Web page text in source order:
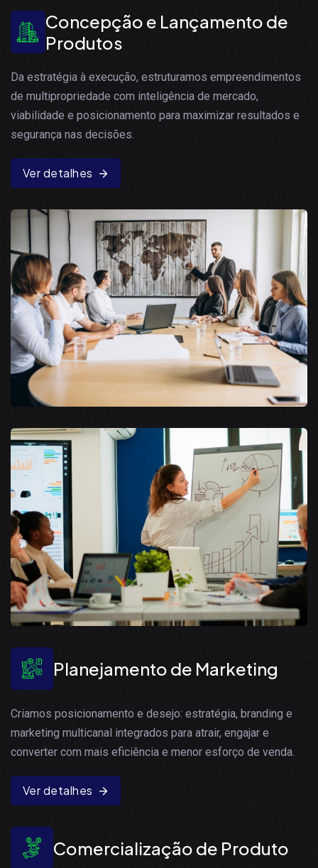
Concepção e Lançamento de
Produtos
Da estratégia à execução, estruturamos empreendimentos
de multipropriedade com inteligência de mercado,
viabilidade e posicionamento para maximizar resultados e
segurança nas decisões.
Ver detalhes
Planejamento de Marketing
Criamos posicionamento e desejo: estratégia, branding e
marketing multicanal integrados para atrair, engajar e
converter com mais eficiência e menor esforço de venda.
Ver detalhes
Comercialização de Produto